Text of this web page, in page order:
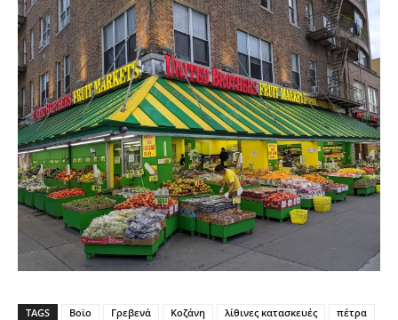
TAGS Βοϊο Γρεβενά Κοζάνη λίθινες κατασκευές πέτρα